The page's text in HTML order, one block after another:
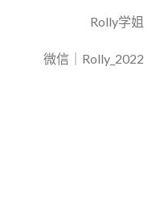
Rolly学姐
微信｜Rolly_2022